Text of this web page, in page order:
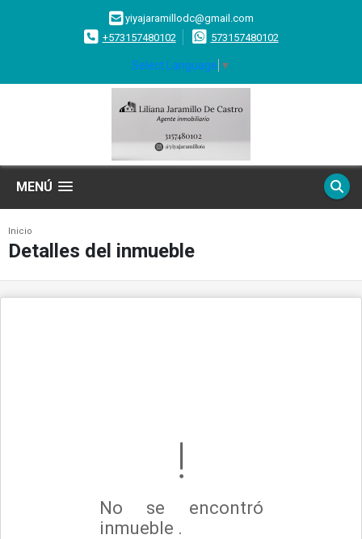
yiyajaramillodc@gmail.com
+573157480102
573157480102
Select Language ▼
MENÚ
Inicio
Detalles del inmueble
No se encontró
inmueble .